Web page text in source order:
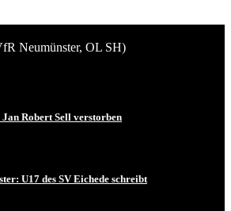
Neumünster, OL SH)
Robert Sell verstorben
U17 des SV Eichede schreibt